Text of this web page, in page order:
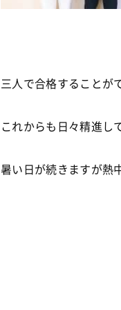
三人で合格することが
これからも日々精進し
暑い日が続きますが熱